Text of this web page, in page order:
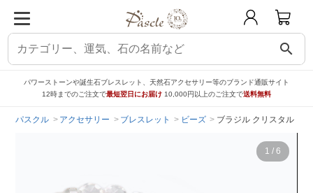
search
パワーストーンや誕生石ブレスレット、天然石アクセサリー等のブランド通販サイト
12時までのご注文で最短翌日にお届け 10,000円以上のご注文で送料無料
パスクル アクセサリー ブレスレット ビーズ ブラジル クリスタル（
1 / 6